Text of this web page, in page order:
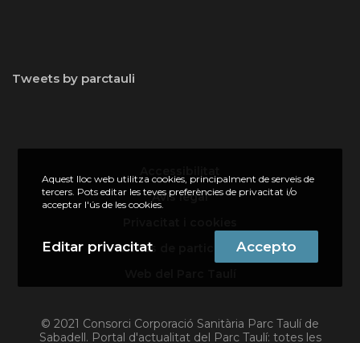
Tweets by parctauli
© 2021 Consorci Corporació Sanitària Parc Taulí de
Sabadell. Portal d'actualitat del Parc Taulí: totes les
Avís legal
Normes de participació
Aquest lloc web utilitza cookies, principalment de serveis de
tercers. Pots editar les teves preferències de privacitat i/o
acceptar l'ús de les cookies.
Editar privacitat Accepto